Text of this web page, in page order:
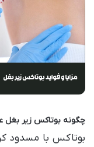
چگونه بوتاکس زیر بغل
بوتاکس با مسدود